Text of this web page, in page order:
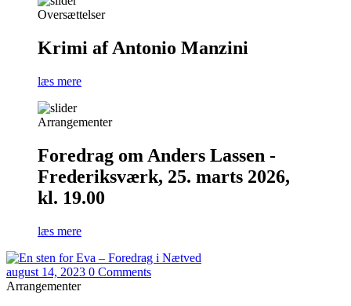
Oversættelser
Krimi af Antonio Manzini
læs mere
Arrangementer
Foredrag om Anders Lassen -
Frederiksværk, 25. marts 2026,
kl. 19.00
læs mere
august 14, 2023 0 Comments
Arrangementer